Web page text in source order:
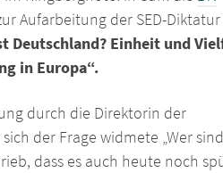
Aufarbeitung der SED-
Deutschland? Einheit und
in Europa“.
durch die Direktorin der
sich der Frage widmete „Wer
dass es auch heute noch